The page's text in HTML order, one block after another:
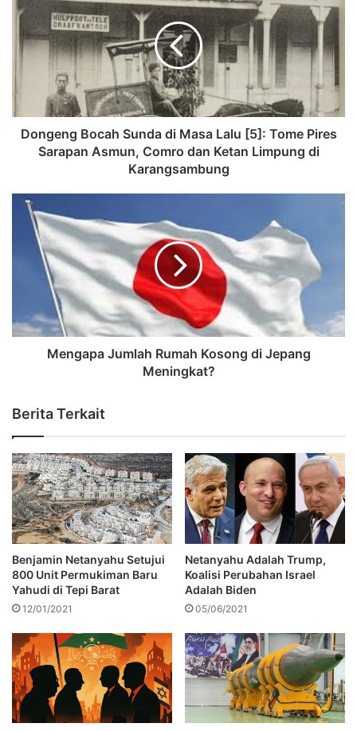
Dongeng Bocah Sunda di Masa Lalu [5]: Tome Pires
Sarapan Asmun, Comro dan Ketan Limpung di
Karangsambung
Mengapa Jumlah Rumah Kosong di Jepang
Meningkat?
Berita Terkait
Benjamin Netanyahu Setujui
800 Unit Permukiman Baru
Yahudi di Tepi Barat
12/01/2021
Netanyahu Adalah Trump,
Koalisi Perubahan Israel
Adalah Biden
05/06/2021